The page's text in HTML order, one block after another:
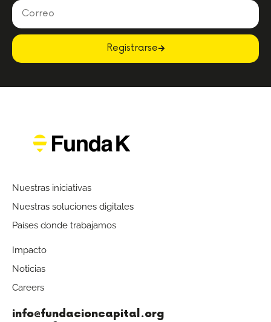
Registrarse
Nuestras iniciativas
Nuestras soluciones digitales
Países donde trabajamos
Impacto
Noticias
Careers
info@fundacioncapital.org